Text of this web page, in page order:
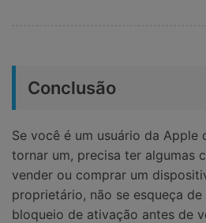
Conclusão
Se você é um usuário da Apple
tornar um, precisa ter algumas
vender ou comprar um
proprietário, não se esqueça
bloqueio de ativação antes de